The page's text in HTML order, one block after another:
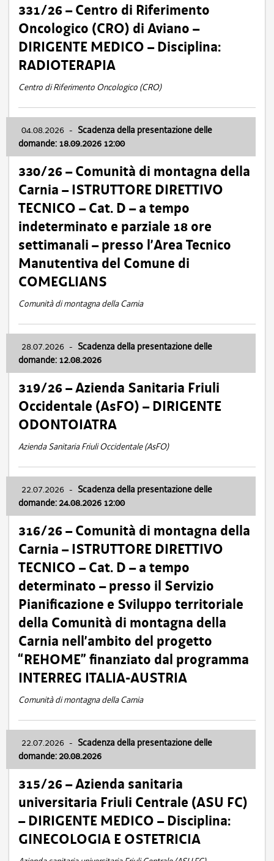
331/26 – Centro di Riferimento
Oncologico (CRO) di Aviano –
DIRIGENTE MEDICO – Disciplina:
RADIOTERAPIA
Centro di Riferimento Oncologico (CRO)
04.08.2026 - Scadenza della presentazione delle
domande: 18.09.2026 12:00
330/26 – Comunità di montagna della
Carnia – ISTRUTTORE DIRETTIVO
TECNICO – Cat. D – a tempo
indeterminato e parziale 18 ore
settimanali – presso l’Area Tecnico
Manutentiva del Comune di
COMEGLIANS
Comunità di montagna della Carnia
28.07.2026 - Scadenza della presentazione delle
domande: 12.08.2026
319/26 – Azienda Sanitaria Friuli
Occidentale (AsFO) – DIRIGENTE
ODONTOIATRA
Azienda Sanitaria Friuli Occidentale (AsFO)
22.07.2026 - Scadenza della presentazione delle
domande: 24.08.2026 12:00
316/26 – Comunità di montagna della
Carnia – ISTRUTTORE DIRETTIVO
TECNICO – Cat. D – a tempo
determinato – presso il Servizio
Pianificazione e Sviluppo territoriale
della Comunità di montagna della
Carnia nell’ambito del progetto
“REHOME” finanziato dal programma
INTERREG ITALIA-AUSTRIA
Comunità di montagna della Carnia
22.07.2026 - Scadenza della presentazione delle
domande: 20.08.2026
315/26 – Azienda sanitaria
universitaria Friuli Centrale (ASU FC)
– DIRIGENTE MEDICO – Disciplina:
GINECOLOGIA E OSTETRICIA